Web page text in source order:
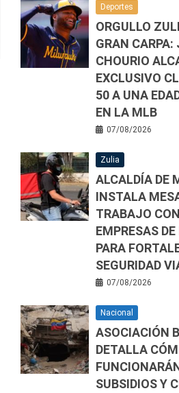
Deportes
ORGULLO
GRAN CARPA:
CHOURIO
EXCLUSIVO
50 A UNA
EN LA MLB
07/08/2026
Zulia
ALCALDÍA DE
INSTALA
TRABAJO CON
EMPRESAS
PARA
SEGURIDAD
07/08/2026
Nacional
ASOCIACIÓN
DETALLA
SUBSIDIOS Y